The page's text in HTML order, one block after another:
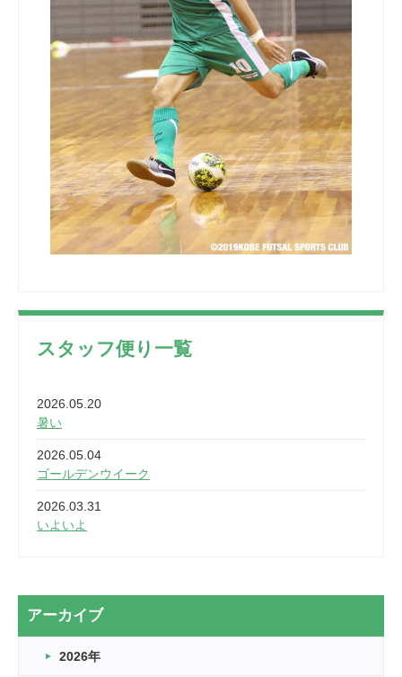
スタッフ便り一覧
2026.05.20
暑い
2026.05.04
ゴールデンウイーク
2026.03.31
いよいよ
2026.03.20
なぎなた
2026.03.16
アーカイブ
2026年